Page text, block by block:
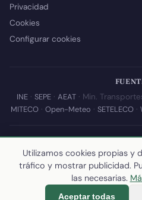
Privacidad
Cookies
Configurar cookies
INE· SEPE· AEAT· Min.
MITECO· Open-Meteo · SETELECO·
© 2026 Callejear.com — Directorio
abiertos. Desarrollado y
Última actualización de esta
calculamos
Utilizamos cookies propias y
tráfico y mostrar publicidad.
las necesarias.
Aceptar todas